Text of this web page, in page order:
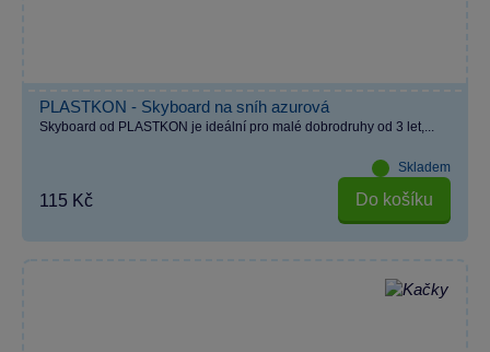
PLASTKON - Skyboard na sníh azurová
Skyboard od PLASTKON je ideální pro malé dobrodruhy od 3 let,...
Skladem
115 Kč Do košíku